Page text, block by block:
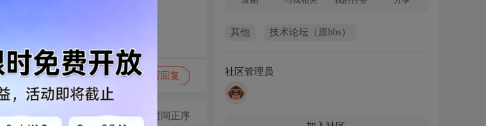
写回复
切换为时间正序
其他 技术论坛（原bbs）
社区管理员